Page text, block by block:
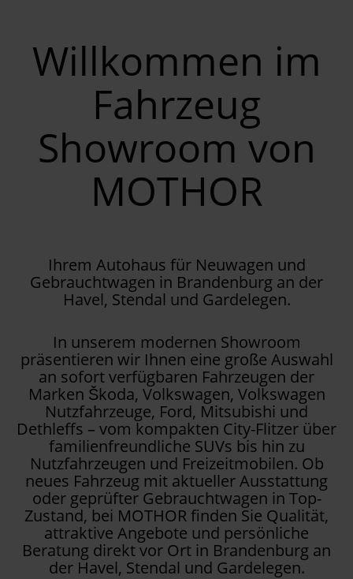
Willkommen im
Fahrzeug
Showroom von
MOTHOR
Ihrem Autohaus für Neuwagen und
Gebrauchtwagen in Brandenburg an der
Havel, Stendal und Gardelegen.
In unserem modernen Showroom
präsentieren wir Ihnen eine große Auswahl
an sofort verfügbaren Fahrzeugen der
Marken Škoda, Volkswagen, Volkswagen
Nutzfahrzeuge, Ford, Mitsubishi und
Dethleffs – vom kompakten City-Flitzer über
familienfreundliche SUVs bis hin zu
Nutzfahrzeugen und Freizeitmobilen. Ob
neues Fahrzeug mit aktueller Ausstattung
oder geprüfter Gebrauchtwagen in Top-
Zustand, bei MOTHOR finden Sie Qualität,
attraktive Angebote und persönliche
Beratung direkt vor Ort in Brandenburg an
der Havel, Stendal und Gardelegen.